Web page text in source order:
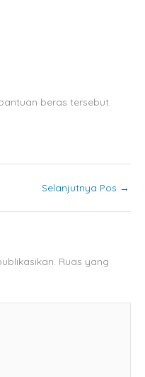
beras tersebut.
Selanjutnya Pos →
Ruas yang